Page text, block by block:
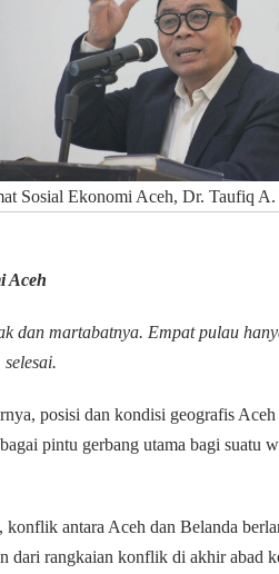
Sosial Ekonomi Aceh, Dr. Taufiq
Aceh
dan martabatnya. Empat pulau
posisi dan kondisi geografis
pintu gerbang utama bagi suatu
konflik antara Aceh dan Belanda
dari rangkaian konflik di akhir abad